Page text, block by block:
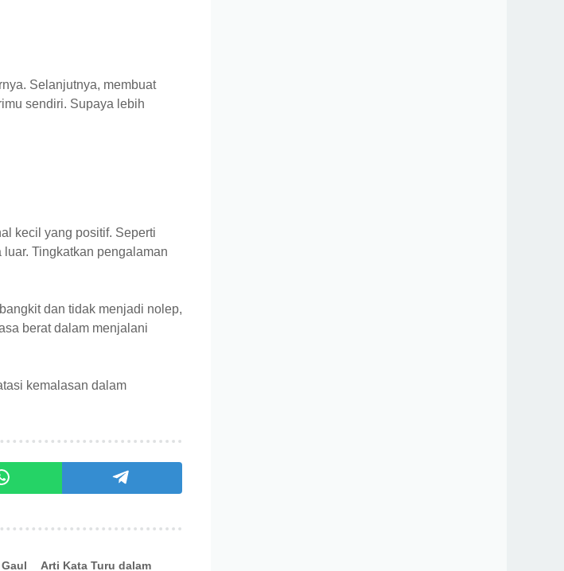
Selanjutnya, membuat
sendiri. Supaya lebih
kecil yang positif. Seperti
Tingkatkan pengalaman
dan tidak menjadi nolep,
berat dalam menjalani
kemalasan dalam
Arti Kata Turu dalam